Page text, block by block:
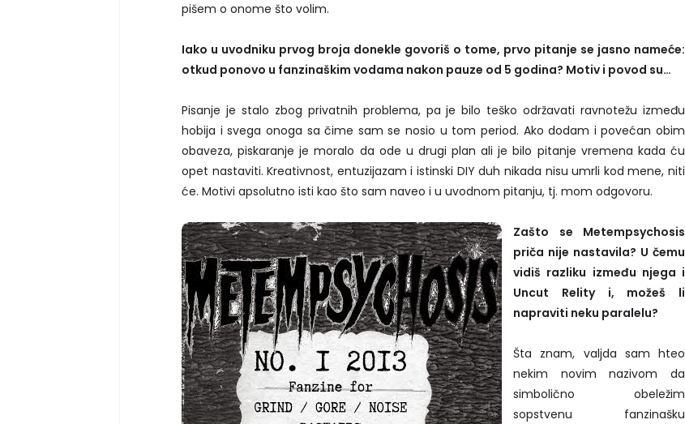
pišem o onome što volim.
Iako u uvodniku prvog broja donekle govoriš o tome, prvo pitanje se jasno nameće:
otkud ponovo u fanzinaškim vodama nakon pauze od 5 godina? Motiv i povod su…
Pisanje je stalo zbog privatnih problema, pa je bilo teško održavati ravnotežu između
hobija i svega onoga sa čime sam se nosio u tom period. Ako dodam i povećan obim
obaveza, piskaranje je moralo da ode u drugi plan ali je bilo pitanje vremena kada ću
opet nastaviti. Kreativnost, entuzijazam i istinski DIY duh nikada nisu umrli kod mene, niti
će. Motivi apsolutno isti kao što sam naveo i u uvodnom pitanju, tj. mom odgovoru.
Zašto se Metempsychosis
priča nije nastavila? U čemu
vidiš razliku između njega i
Uncut Relity i, možeš li
napraviti neku paralelu?
Šta znam, valjda sam hteo
nekim novim nazivom da
simbolično obeležim
sopstvenu fanzinašku